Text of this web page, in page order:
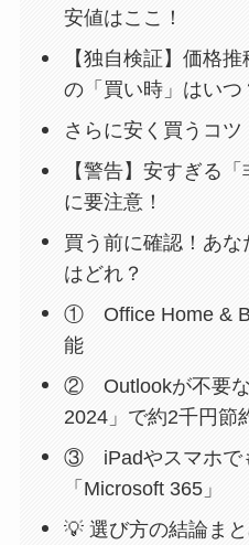
安値はここ！
【独自検証】価格
の「買い時」はいつ
さらに安く買うコツ
【警告】安すぎる
に要注意！
買う前に確認！あ
はどれ？
① Office Home &
能
② Outlookが不要な
2024」で約2千円節
③ iPadやスマホで
「Microsoft 365」
💡 選び方の結論ま